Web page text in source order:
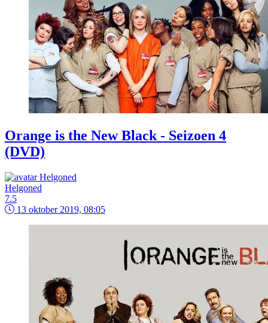
Orange is the New Black - Seizoen 4
(DVD)
Helgoned
7.5
13 oktober 2019, 08:05